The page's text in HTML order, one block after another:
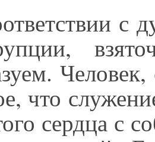
с
что
сердца с